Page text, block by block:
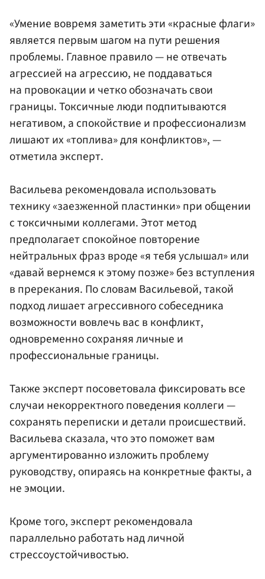
«Умение вовремя заметить эти «красные флаги»
является первым шагом на пути решения
проблемы. Главное правило — не отвечать
агрессией на агрессию, не поддаваться
на провокации и четко обозначать свои
границы. Токсичные люди подпитываются
негативом, а спокойствие и профессионализм
лишают их «топлива» для конфликтов», —
отметила эксперт.
Васильева рекомендовала использовать
технику «заезженной пластинки» при общении
с токсичными коллегами. Этот метод
предполагает спокойное повторение
нейтральных фраз вроде «я тебя услышал» или
«давай вернемся к этому позже» без вступления
в пререкания. По словам Васильевой, такой
подход лишает агрессивного собеседника
возможности вовлечь вас в конфликт,
одновременно сохраняя личные и
профессиональные границы.
Также эксперт посоветовала фиксировать все
случаи некорректного поведения коллеги —
сохранять переписки и детали происшествий.
Васильева сказала, что это поможет вам
аргументированно изложить проблему
руководству, опираясь на конкретные факты, а
не эмоции.
Кроме того, эксперт рекомендовала
параллельно работать над личной
стрессоустойчивостью.